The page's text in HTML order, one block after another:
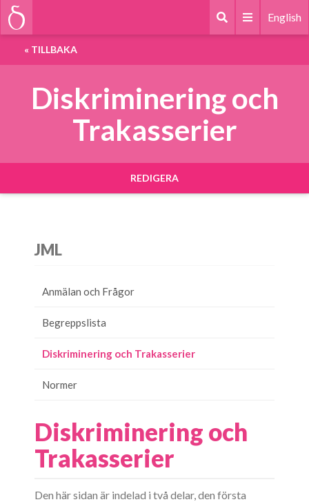
English
« TILLBAKA
Diskriminering och
Trakasserier
REDIGERA
JML
Anmälan och Frågor
Begreppslista
Diskriminering och Trakasserier
Normer
Diskriminering och
Trakasserier
Den här sidan är indelad i två delar, den första